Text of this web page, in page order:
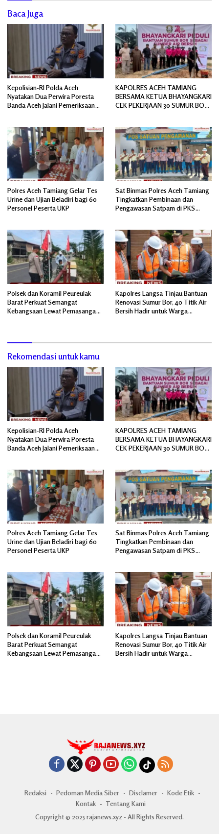
Baca Juga
Kepolisian-RI Polda Aceh
Nyatakan Dua Perwira Poresta
Banda Aceh Jalani Pemeriksaan
KAPOLRES ACEH TAMIANG
BERSAMA KETUA BHAYANGKARI
CEK PEKERJAAN 30 SUMUR BOR
Polres Aceh Tamiang Gelar Tes
Urine dan Ujian Beladiri bagi 60
Personel Peserta UKP
Sat Binmas Polres Aceh Tamiang
Tingkatkan Pembinaan dan
Pengawasan Satpam di PKS
Polsek dan Koramil Peureulak
Barat Perkuat Semangat
Kebangsaan Lewat Pemasangan
Kapolres Langsa Tinjau Bantuan
Renovasi Sumur Bor, 40 Titik Air
Bersih Hadir untuk Warga
Rekomendasi untuk kamu
Kepolisian-RI Polda Aceh
Nyatakan Dua Perwira Poresta
Banda Aceh Jalani Pemeriksaan
KAPOLRES ACEH TAMIANG
BERSAMA KETUA BHAYANGKARI
CEK PEKERJAAN 30 SUMUR BOR
Polres Aceh Tamiang Gelar Tes
Urine dan Ujian Beladiri bagi 60
Personel Peserta UKP
Sat Binmas Polres Aceh Tamiang
Tingkatkan Pembinaan dan
Pengawasan Satpam di PKS
Polsek dan Koramil Peureulak
Barat Perkuat Semangat
Kebangsaan Lewat Pemasangan
Kapolres Langsa Tinjau Bantuan
Renovasi Sumur Bor, 40 Titik Air
Bersih Hadir untuk Warga
Redaksi Pedoman Media Siber Disclamer
Kode Etik
Kontak
Tentang Kami
Copyright © 2025 rajanews.xyz - All Rights Reserved.